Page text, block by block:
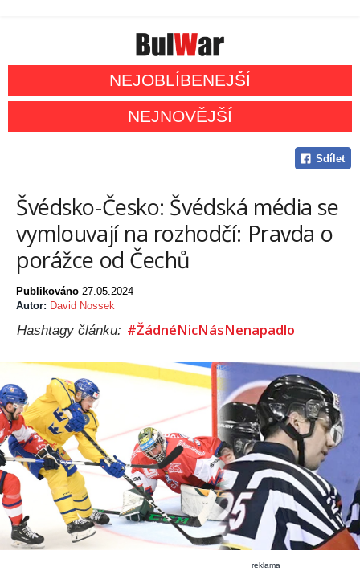
NEJOBLÍBENEJŠÍ
NEJNOVĚJŠÍ
Sdílet
Švédsko-Česko: Švédská média se
vymlouvají na rozhodčí: Pravda o
porážce od Čechů
Publikováno 27.05.2024
Autor: David Nossek
Hashtagy článku: #ŽádnéNicNásNenapadlo
reklama